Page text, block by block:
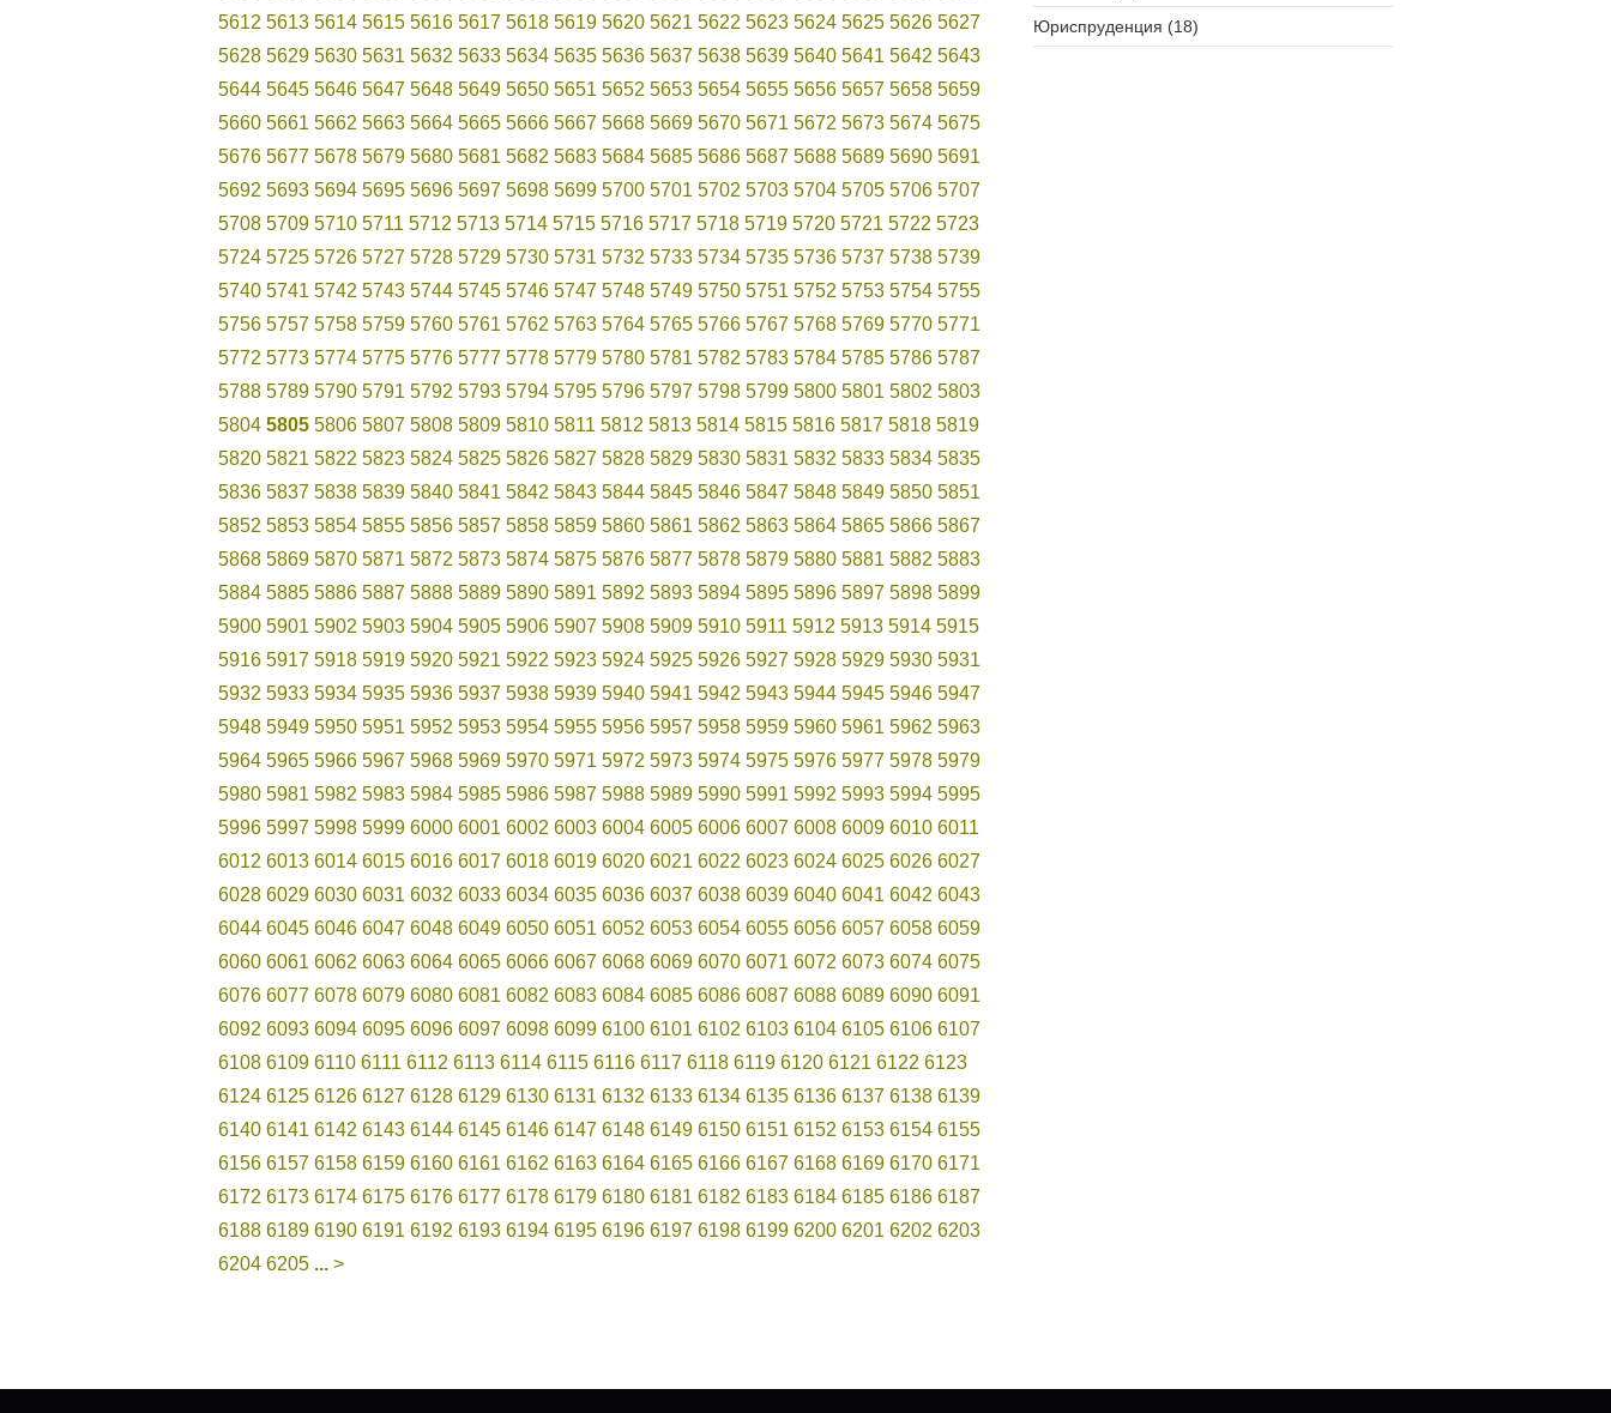
5612 5613 5614 5615 5616 5617 5618 5619 5620 5621 5622 5623 5624 5625 5626 5627
5628 5629 5630 5631 5632 5633 5634 5635 5636 5637 5638 5639 5640 5641 5642 5643
5644 5645 5646 5647 5648 5649 5650 5651 5652 5653 5654 5655 5656 5657 5658 5659
5660 5661 5662 5663 5664 5665 5666 5667 5668 5669 5670 5671 5672 5673 5674 5675
5676 5677 5678 5679 5680 5681 5682 5683 5684 5685 5686 5687 5688 5689 5690 5691
5692 5693 5694 5695 5696 5697 5698 5699 5700 5701 5702 5703 5704 5705 5706 5707
5708 5709 5710 5711 5712 5713 5714 5715 5716 5717 5718 5719 5720 5721 5722 5723
5724 5725 5726 5727 5728 5729 5730 5731 5732 5733 5734 5735 5736 5737 5738 5739
5740 5741 5742 5743 5744 5745 5746 5747 5748 5749 5750 5751 5752 5753 5754 5755
5756 5757 5758 5759 5760 5761 5762 5763 5764 5765 5766 5767 5768 5769 5770 5771
5772 5773 5774 5775 5776 5777 5778 5779 5780 5781 5782 5783 5784 5785 5786 5787
5788 5789 5790 5791 5792 5793 5794 5795 5796 5797 5798 5799 5800 5801 5802 5803
5804 5805 5806 5807 5808 5809 5810 5811 5812 5813 5814 5815 5816 5817 5818 5819
5820 5821 5822 5823 5824 5825 5826 5827 5828 5829 5830 5831 5832 5833 5834 5835
5836 5837 5838 5839 5840 5841 5842 5843 5844 5845 5846 5847 5848 5849 5850 5851
5852 5853 5854 5855 5856 5857 5858 5859 5860 5861 5862 5863 5864 5865 5866 5867
5868 5869 5870 5871 5872 5873 5874 5875 5876 5877 5878 5879 5880 5881 5882 5883
5884 5885 5886 5887 5888 5889 5890 5891 5892 5893 5894 5895 5896 5897 5898 5899
5900 5901 5902 5903 5904 5905 5906 5907 5908 5909 5910 5911 5912 5913 5914 5915
5916 5917 5918 5919 5920 5921 5922 5923 5924 5925 5926 5927 5928 5929 5930 5931
5932 5933 5934 5935 5936 5937 5938 5939 5940 5941 5942 5943 5944 5945 5946 5947
5948 5949 5950 5951 5952 5953 5954 5955 5956 5957 5958 5959 5960 5961 5962 5963
5964 5965 5966 5967 5968 5969 5970 5971 5972 5973 5974 5975 5976 5977 5978 5979
5980 5981 5982 5983 5984 5985 5986 5987 5988 5989 5990 5991 5992 5993 5994 5995
5996 5997 5998 5999 6000 6001 6002 6003 6004 6005 6006 6007 6008 6009 6010 6011
6012 6013 6014 6015 6016 6017 6018 6019 6020 6021 6022 6023 6024 6025 6026 6027
6028 6029 6030 6031 6032 6033 6034 6035 6036 6037 6038 6039 6040 6041 6042 6043
6044 6045 6046 6047 6048 6049 6050 6051 6052 6053 6054 6055 6056 6057 6058 6059
6060 6061 6062 6063 6064 6065 6066 6067 6068 6069 6070 6071 6072 6073 6074 6075
6076 6077 6078 6079 6080 6081 6082 6083 6084 6085 6086 6087 6088 6089 6090 6091
6092 6093 6094 6095 6096 6097 6098 6099 6100 6101 6102 6103 6104 6105 6106 6107
6108 6109 6110 6111 6112 6113 6114 6115 6116 6117 6118 6119 6120 6121 6122 6123
6124 6125 6126 6127 6128 6129 6130 6131 6132 6133 6134 6135 6136 6137 6138 6139
6140 6141 6142 6143 6144 6145 6146 6147 6148 6149 6150 6151 6152 6153 6154 6155
6156 6157 6158 6159 6160 6161 6162 6163 6164 6165 6166 6167 6168 6169 6170 6171
6172 6173 6174 6175 6176 6177 6178 6179 6180 6181 6182 6183 6184 6185 6186 6187
6188 6189 6190 6191 6192 6193 6194 6195 6196 6197 6198 6199 6200 6201 6202 6203
6204 6205 ... >
Юриспруденция (18)